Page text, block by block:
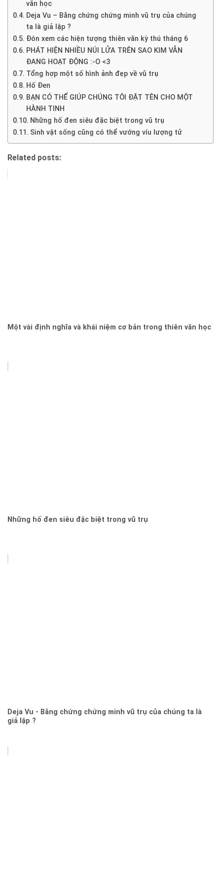
văn học
Deja Vu – Bằng chứng chứng minh vũ trụ của chúng
ta là giả lập ?
Đón xem các hiện tượng thiên văn kỳ thú tháng 6
PHÁT HIỆN NHIỀU NÚI LỬA TRÊN SAO KIM VẪN
ĐANG HOẠT ĐỘNG :-O <3
Tổng hợp một số hình ảnh đẹp về vũ trụ
Hố Đen
BẠN CÓ THỂ GIÚP CHÚNG TÔI ĐẶT TÊN CHO MỘT
HÀNH TINH
Những hố đen siêu đặc biệt trong vũ trụ
Sinh vật sống cũng có thể vướng víu lượng tử
Related posts:
Một vài định nghĩa và khái niệm cơ bản trong thiên văn học
Những hố đen siêu đặc biệt trong vũ trụ
Deja Vu - Bằng chứng chứng minh vũ trụ của chúng ta là
giả lập ?